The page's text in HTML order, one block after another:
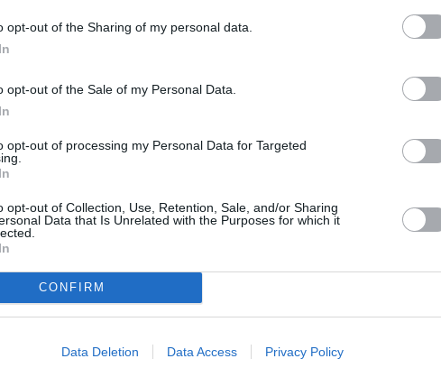
opt-out of the Sharing of my personal data.
opt-out of the Sale of my Personal Data.
opt-out of processing my Personal Data for Targeted
opt-out of Collection, Use, Retention, Sale, and/or Sharing
Data that Is Unrelated with the Purposes for which it
CONFIRM
Data Deletion Data Access Privacy Policy
έκτακτη χρηματική διανομή € 63,50εκατ. ή 0,50
των μετόχων, τη διανομή μερίσματος€ 94,06εκατ.
των μετόχων οι χρηματικές διανομές θα
εκατ. Ευρώ το 2025 αυξημένες κατά
της στην ενίσχυση του ίδιου της του